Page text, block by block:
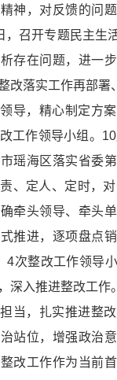
神，对反馈的问
，召开专题民主生
存在问题，进一
改落实工作再部署
导，精心制定方
工作领导小组。
瑶海区落实省委
、定人、定时，
牵头领导、牵头
推进，逐项盘点
4次整改工作领导
深入推进整改工作。
当，扎实推进整
站位，增强政治
改工作作为当前